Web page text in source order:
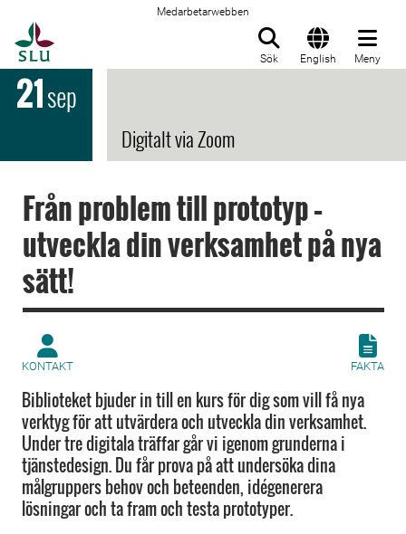
Medarbetarwebben
Sök English Meny
21sep
Digitalt via Zoom
Från problem till prototyp –
utveckla din verksamhet på nya
sätt!
KONTAKT FAKTA
Biblioteket bjuder in till en kurs för dig som vill få nya
verktyg för att utvärdera och utveckla din verksamhet.
Under tre digitala träffar går vi igenom grunderna i
tjänstedesign. Du får prova på att undersöka dina
målgruppers behov och beteenden, idégenerera
lösningar och ta fram och testa prototyper.